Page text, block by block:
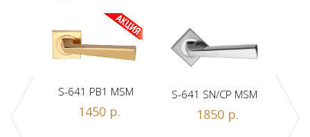
A
S-641 PB1 MSM
1450 р.
S-641 SN/CP MSM
1850 р.